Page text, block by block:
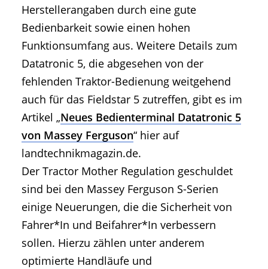
Herstellerangaben durch eine gute
Bedienbarkeit sowie einen hohen
Funktionsumfang aus. Weitere Details zum
Datatronic 5, die abgesehen von der
fehlenden Traktor-Bedienung weitgehend
auch für das Fieldstar 5 zutreffen, gibt es im
Artikel „Neues Bedienterminal Datatronic 5
von Massey Ferguson“ hier auf
landtechnikmagazin.de.
Der Tractor Mother Regulation geschuldet
sind bei den Massey Ferguson S-Serien
einige Neuerungen, die die Sicherheit von
Fahrer*In und Beifahrer*In verbessern
sollen. Hierzu zählen unter anderem
optimierte Handläufe und